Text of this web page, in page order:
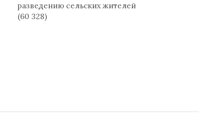
разведению сельских жителей
(60 328)